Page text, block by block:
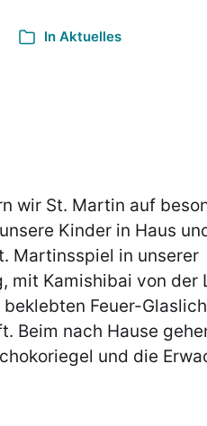
In Aktuelles
wir St. Martin auf
Kinder in Haus
Martinsspiel in unserer
mit Kamishibai von der
Feuer-
Beim nach Hause
und die